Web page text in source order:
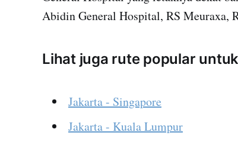
Abidin General Hospital, RS Meuraxa,
Lihat juga rute popular
Jakarta - Singapore
Jakarta - Kuala Lumpur